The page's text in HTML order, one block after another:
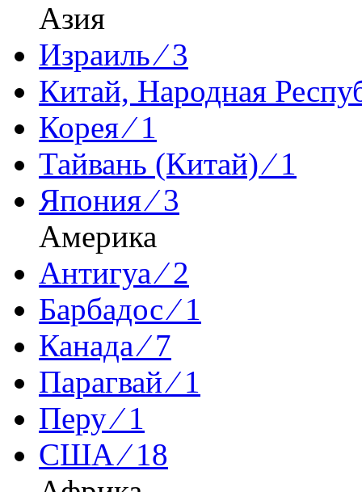
Азия
Израиль ⁄ 3
Китай, Народная
Корея ⁄ 1
Тайвань (Китай) ⁄ 1
Япония ⁄ 3
Америка
Антигуа ⁄ 2
Барбадос ⁄ 1
Канада ⁄ 7
Парагвай ⁄ 1
Перу ⁄ 1
США ⁄ 18